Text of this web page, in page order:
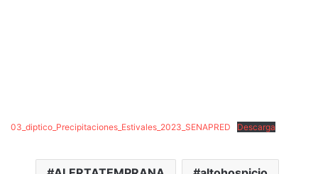
03_diptico_Precipitaciones_Estivales_2023_SENAPRED Descarga